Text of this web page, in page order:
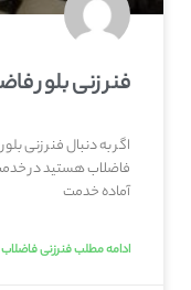
فنر زنی بلور
اگر به دنبال فنر زنی
فاضلاب هستید در
آماده خدمت
ادامه مطلب فنرزنی فاضلاب